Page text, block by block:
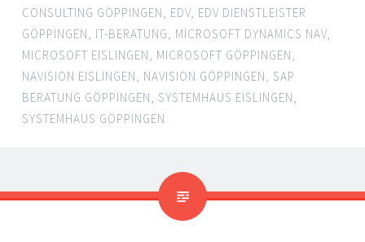
CONSULTING GÖPPINGEN, EDV, EDV DIENSTLEISTER
GÖPPINGEN, IT-BERATUNG, MICROSOFT DYNAMICS NAV,
MICROSOFT EISLINGEN, MICROSOFT GÖPPINGEN,
NAVISION EISLINGEN, NAVISION GÖPPINGEN, SAP
BERATUNG GÖPPINGEN, SYSTEMHAUS EISLINGEN,
SYSTEMHAUS GÖPPINGEN